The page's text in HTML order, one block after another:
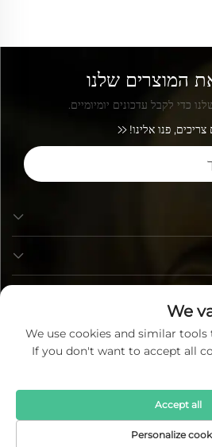
המוצרים שלנו
כדי לקבל עדכונים יומיומיים.
פנו אלינו!
טכנולוגיית פוטואלקטריק בעמ כל הזכויות
שמורות —
We
We use cookies and similar
If you don't want to accept all
Personalize
Accept all